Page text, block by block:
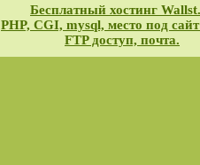
Бесплатный хостинг
PHP, CGI, mysql, место под
FTP доступ, почта.